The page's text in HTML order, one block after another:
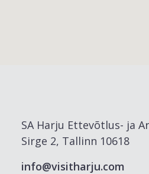
SA Harju Ettevõtlus- ja
Sirge 2, Tallinn 10618
info@visitharju.com